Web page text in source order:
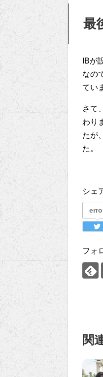
最
IBが
なの
てい
さて
わり
たが
た。
シェ
フォ
関